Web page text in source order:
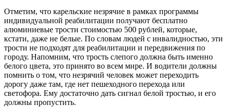
Отметим, что карельские незрячие в рамках программы
индивидуальной реабилитации получают бесплатно
алюминиевые трости стоимостью 500 рублей, которые,
кстати, даже не белые. По словам людей с инвалидностью, эти
трости не подходят для реабилитации и передвижения по
городу. Напомним, что трость слепого должна быть именно
белого цвета, это принято во всем мире. И водители должны
помнить о том, что незрячий человек может переходить
дорогу даже там, где нет пешеходного перехода или
светофора. Ему достаточно дать сигнал белой тростью, и его
должны пропустить.